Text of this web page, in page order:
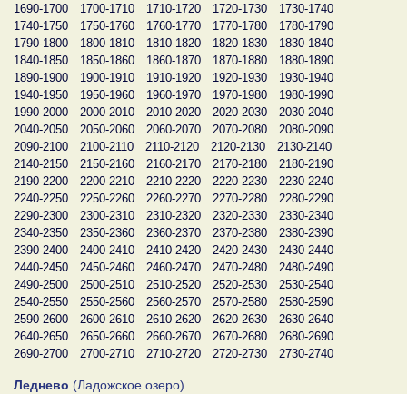
1690-1700
1700-1710 1710-1720 1720-1730
1730-1740
1740-1750
1750-1760 1760-1770 1770-1780
1780-1790
1790-1800
1800-1810 1810-1820 1820-1830
1830-1840
1840-1850
1850-1860 1860-1870 1870-1880
1880-1890
1890-1900
1900-1910 1910-1920 1920-1930
1930-1940
1940-1950
1950-1960 1960-1970 1970-1980
1980-1990
1990-2000
2000-2010 2010-2020 2020-2030
2030-2040
2040-2050
2050-2060 2060-2070 2070-2080
2080-2090
2090-2100
2100-2110 2110-2120 2120-2130
2130-2140
2140-2150
2150-2160 2160-2170 2170-2180
2180-2190
2190-2200
2200-2210 2210-2220 2220-2230
2230-2240
2240-2250
2250-2260 2260-2270 2270-2280
2280-2290
2290-2300
2300-2310 2310-2320 2320-2330
2330-2340
2340-2350
2350-2360 2360-2370 2370-2380
2380-2390
2390-2400
2400-2410 2410-2420 2420-2430
2430-2440
2440-2450
2450-2460 2460-2470 2470-2480
2480-2490
2490-2500
2500-2510 2510-2520 2520-2530
2530-2540
2540-2550
2550-2560 2560-2570 2570-2580
2580-2590
2590-2600
2600-2610 2610-2620 2620-2630
2630-2640
2640-2650
2650-2660 2660-2670 2670-2680
2680-2690
2690-2700
2700-2710 2710-2720 2720-2730 2730-2740
Леднево (Ладожское озеро)